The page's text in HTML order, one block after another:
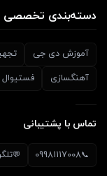
دسته‌بندی تخصصی
آموزش دی جی
آهنگسازی
تماس با پشتیبانی
📞
09981117008
💬